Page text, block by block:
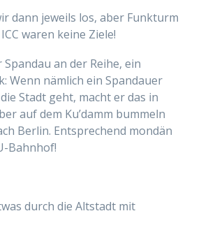
dann jeweils los, aber Funkturm
waren keine Ziele!
an der Reihe, ein
Wenn nämlich ein Spandauer
Stadt geht, macht er das in
auf dem Ku’damm bummeln
Berlin. Entsprechend mondän
Bahnhof!
durch die Altstadt mit